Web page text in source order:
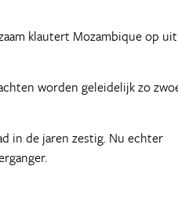
klautert Mozambique op uit
worden geleidelijk zo
in de jaren zestig. Nu echter